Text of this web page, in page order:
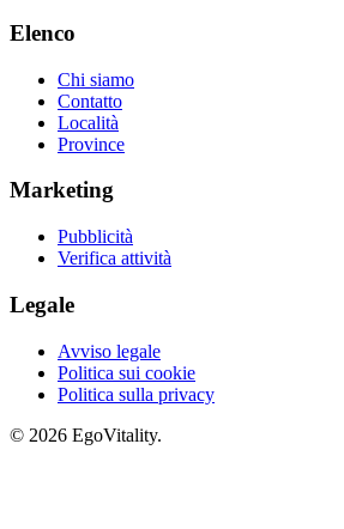
Elenco
Chi siamo
Contatto
Località
Province
Marketing
Pubblicità
Verifica attività
Legale
Avviso legale
Politica sui cookie
Politica sulla privacy
© 2026 EgoVitality.